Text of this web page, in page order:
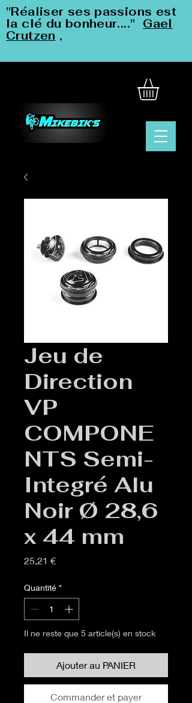
"Réaliser ses passions est
la clé du bonheur...." Gael
Crutzen ,
Jeu de
Direction
VP
COMPONE
NTS Semi-
Integré Alu
Noir Ø 28,6
x 44 mm
25,21 €Prix
Quantité *
Il ne reste que 5 article(s) en stock
Ajouter au PANIER
Commander et payer